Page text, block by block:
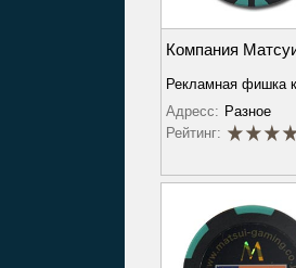
Компания
Рекламная фишка
Адресс: Разное
Рейтинг: